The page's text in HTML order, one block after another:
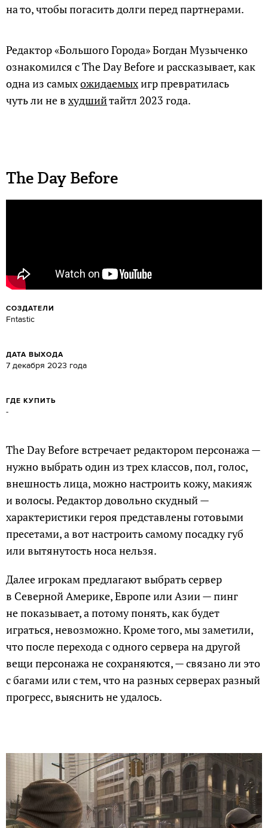
на то, чтобы погасить долги перед партнерами.
Редактор «Большого Города» Богдан Музыченко
ознакомился с The Day Before и рассказывает, как
одна из самыхожидаемыхигр превратилась
чуть ли не в худшийтайтл 2023 года.
The Day Before
СОЗДАТЕЛИ
Fntastic
ДАТА ВЫХОДА
7 декабря 2023 года
ГДЕ КУПИТЬ
-
The Day Before встречает редактором персонажа —
нужно выбрать один из трех классов, пол, голос,
внешность лица, можно настроить кожу, макияж
и волосы. Редактор довольно скудный —
характеристики героя представлены готовыми
пресетами, а вот настроить самому посадку губ
или вытянутость носа нельзя.
Далее игрокам предлагают выбрать сервер
в Северной Америке, Европе или Азии — пинг
не показывает, а потому понять, как будет
играться, невозможно. Кроме того, мы заметили,
что после перехода с одного сервера на другой
вещи персонажа не сохраняются, — связано ли это
с багами или с тем, что на разных серверах разный
прогресс, выяснить не удалось.